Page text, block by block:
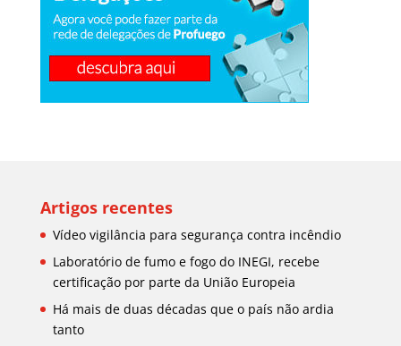
Artigos recentes
Vídeo vigilância para segurança contra incêndio
Laboratório de fumo e fogo do INEGI, recebe
certificação por parte da União Europeia
Há mais de duas décadas que o país não ardia
tanto